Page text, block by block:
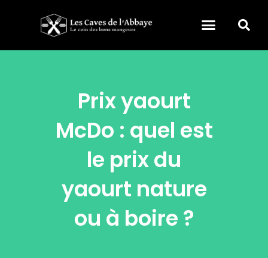
Prix yaourt
McDo : quel est
le prix du
yaourt nature
ou à boire ?